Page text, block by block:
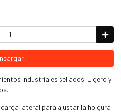
industriales sellados. Ligero y
lateral para ajustar la holgura